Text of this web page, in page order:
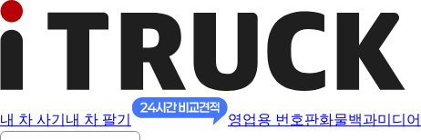
내 차 사기 내 차 팔기 영업용 번호판화물백과미디어